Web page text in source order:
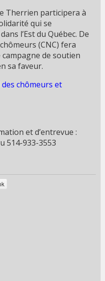
Therrien participera à
qui se
l’Est du Québec. De
(CNC) fera
de soutien
sa faveur.
chômeurs et
et d’entrevue :
514-933-3553